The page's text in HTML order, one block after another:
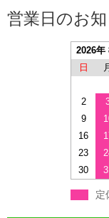
営業日のお
2026年
日
2
9
16
23
30
定